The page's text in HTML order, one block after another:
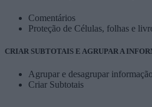
Comentários
Proteção de Células, folhas e
CRIAR SUBTOTAIS E AGRUPAR A
Agrupar e desagrupar informação
Criar Subtotais